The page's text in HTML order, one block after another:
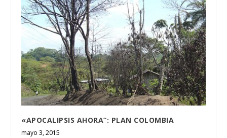
«APOCALIPSIS AHORA”: PLAN COLOMBIA
mayo 3, 2015